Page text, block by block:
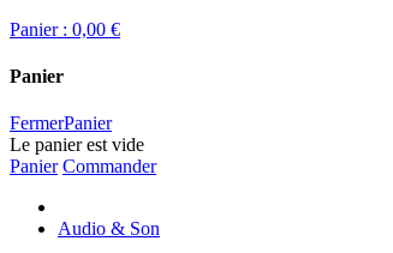
Panier : 0,00 €
Panier
FermerPanier
Le panier est vide
Panier Commander
Audio & Son